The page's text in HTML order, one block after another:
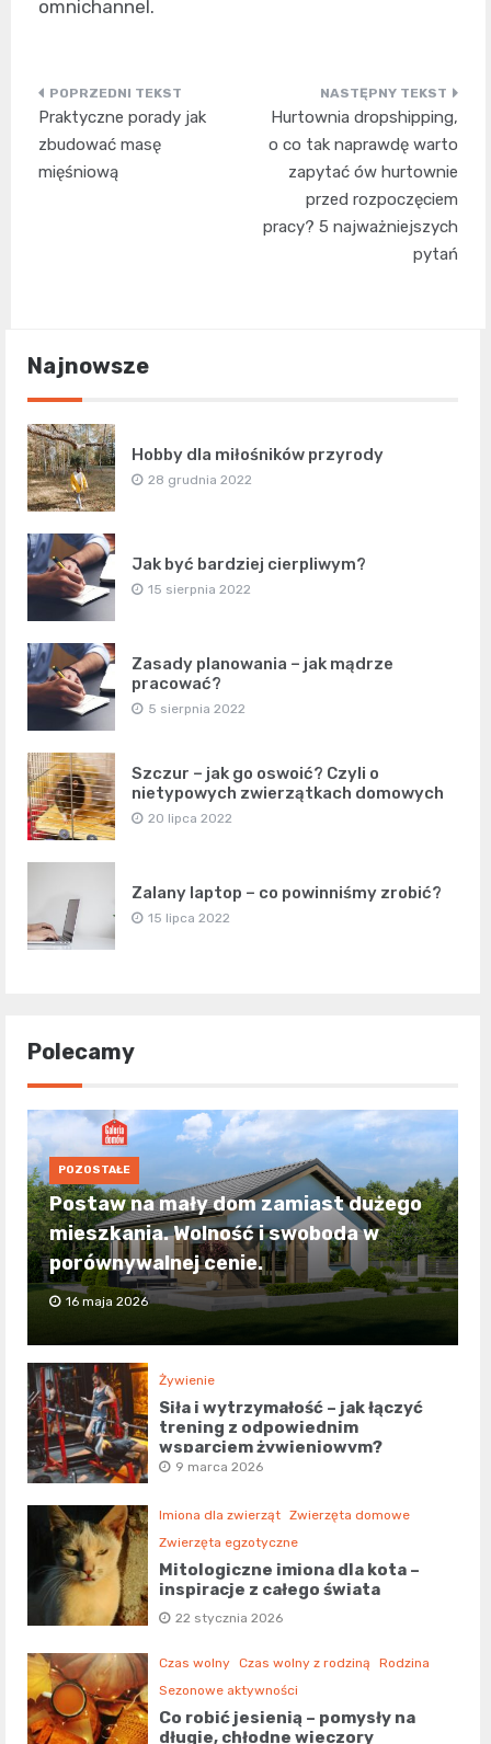
omnichannel.
Nawigacja
wpisu
Praktyczne porady jak
zbudować masę
mięśniową
Hurtownia dropshipping,
o co tak naprawdę warto
zapytać ów hurtownie
przed rozpoczęciem
pracy? 5 najważniejszych
pytań
Najnowsze
Hobby dla miłośników przyrody
28 grudnia 2022
Jak być bardziej cierpliwym?
15 sierpnia 2022
Zasady planowania – jak mądrze
pracować?
5 sierpnia 2022
Szczur – jak go oswoić? Czyli o
nietypowych zwierzątkach domowych
20 lipca 2022
Zalany laptop – co powinniśmy zrobić?
15 lipca 2022
Polecamy
POZOSTAŁE
Postaw na mały dom zamiast dużego
mieszkania. Wolność i swoboda w
porównywalnej cenie.
16 maja 2026
Żywienie
Siła i wytrzymałość – jak łączyć
trening z odpowiednim
wsparciem żywieniowym?
9 marca 2026
Imiona dla zwierząt Zwierzęta domowe
Zwierzęta egzotyczne
Mitologiczne imiona dla kota –
inspiracje z całego świata
22 stycznia 2026
Czas wolny Czas wolny z rodziną
Rodzina
Sezonowe aktywności
Co robić jesienią – pomysły na
długie, chłodne wieczory